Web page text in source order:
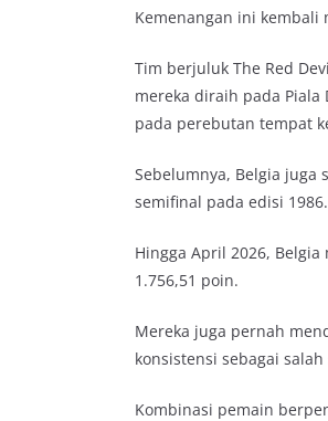
Kemenangan ini kembali
Tim berjuluk The Red
mereka diraih pada Piala
pada perebutan tempat
Sebelumnya, Belgia juga
semifinal pada edisi 1986.
Hingga April 2026,
1.756,51 poin.
Mereka juga pernah
konsistensi sebagai
Kombinasi pemain